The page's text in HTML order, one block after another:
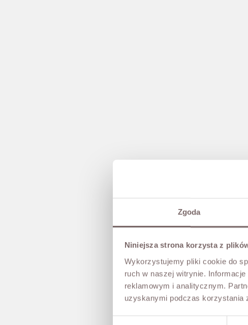
Zgoda
Niniejsza strona korzysta z
Wykorzystujemy pliki cookie do
ruch w naszej witrynie.
reklamowym i analitycznym.
uzyskanymi podczas korzystania